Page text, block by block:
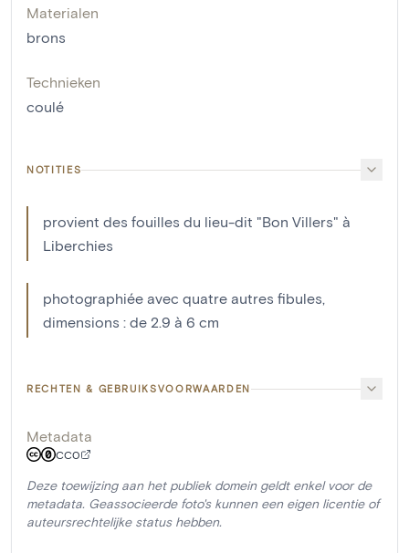
Materialen
brons
Technieken
coulé
NOTITIES
provient des fouilles du lieu-dit "Bon Villers" à
Liberchies
photographiée avec quatre autres fibules,
dimensions : de 2.9 à 6 cm
RECHTEN & GEBRUIKSVOORWAARDEN
Metadata
CC0
Deze toewijzing aan het publiek domein geldt enkel voor de
metadata. Geassocieerde foto's kunnen een eigen licentie of
auteursrechtelijke status hebben.